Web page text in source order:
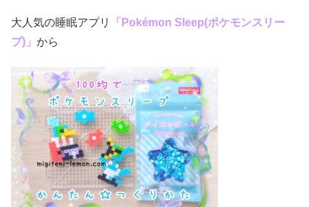
大人気の睡眠アプリ
「Pokémon Sleep(ポケモンスリー
プ)」 から